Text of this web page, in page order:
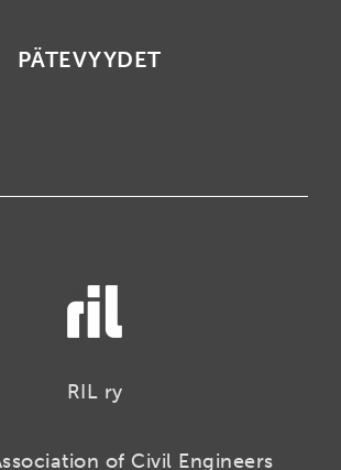
PÄTEVYYDET
RIL ry
of Civil Engineers